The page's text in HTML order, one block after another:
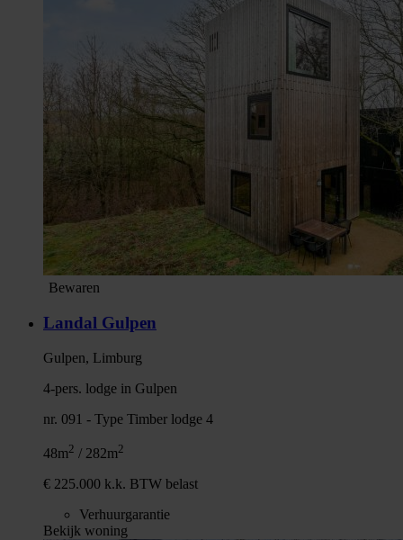
Bewaren
Landal Gulpen
Gulpen, Limburg
4-pers. lodge in Gulpen
nr. 091 - Type Timber lodge 4
48m2 / 282m2
€ 225.000 k.k. BTW belast
Verhuurgarantie
Bekijk woning